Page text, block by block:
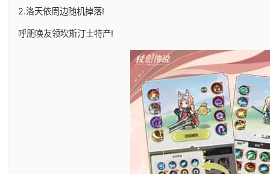
2.洛天依周边随机掉落!
呼朋唤友领坎斯汀土特产!